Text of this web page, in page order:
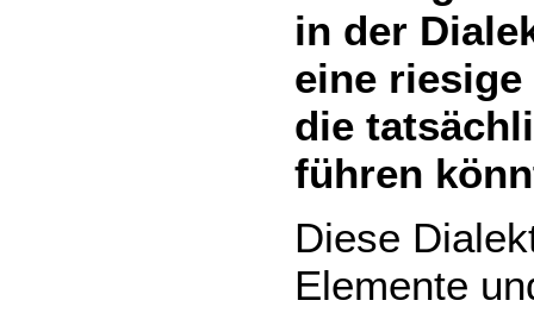
in der
eine
die
führen
Diese
Elemente